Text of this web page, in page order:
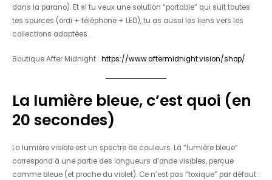
dans la parano). Et si tu veux une solution “portable” qui suit toutes
tes sources (ordi + téléphone + LED), tu as aussi les liens vers les
collections adaptées.
Boutique After Midnight : https://www.aftermidnight.vision/shop/
La lumière bleue, c’est quoi (en
20 secondes)
La lumière visible est un spectre de couleurs. La “lumière bleue”
correspond à une partie des longueurs d’onde visibles, perçue
comme bleue (et proche du violet). Ce n’est pas “toxique” par défaut :